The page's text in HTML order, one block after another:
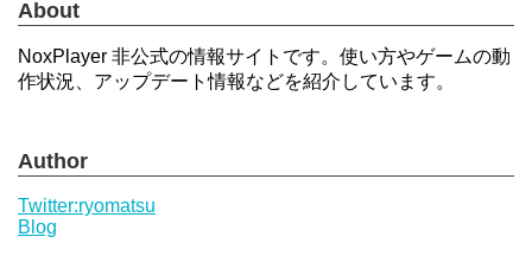
About
NoxPlayer 非公式の情報サイトです。使い方やゲームの動
作状況、アップデート情報などを紹介しています。
Author
Twitter:ryomatsu
Blog